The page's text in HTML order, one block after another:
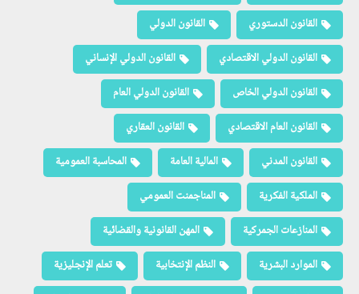
القانون الدستوري
القانون الدولي
القانون الدولي الاقتصادي
القانون الدولي الإنساني
القانون الدولي الخاص
القانون الدولي العام
القانون العام الاقتصادي
القانون العقاري
القانون المدني
المالية العامة
المحاسبة العمومية
الملكية الفكرية
المناجمنت العمومي
المنازعات الجمركية
المهن القانونية والقضائية
الموارد البشرية
النظم الإنتخابية
تعلم الإنجليزية